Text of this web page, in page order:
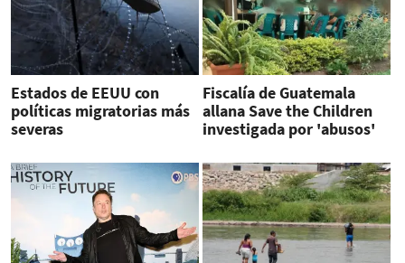
Estados de EEUU con
políticas migratorias más
severas
Fiscalía de Guatemala
allana Save the Children
investigada por 'abusos'